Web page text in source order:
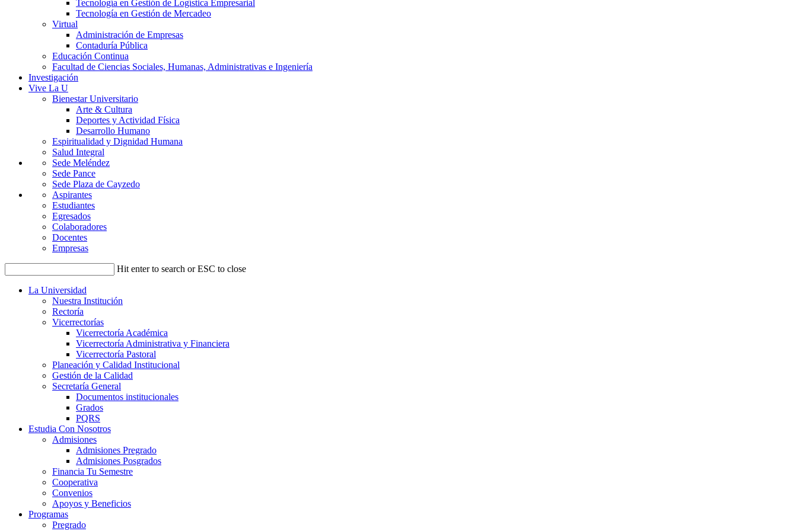
Tecnología en Gestión de Logística Empresarial
Tecnología en Gestión de Mercadeo
Virtual
Administración de Empresas
Contaduría Pública
Educación Continua
Facultad de Ciencias Sociales, Humanas, Administrativas e Ingeniería
Investigación
Vive La U
Bienestar Universitario
Arte & Cultura
Deportes y Actividad Física
Desarrollo Humano
Espiritualidad y Dignidad Humana
Salud Integral
Sede Meléndez
Sede Pance
Sede Plaza de Cayzedo
Aspirantes
Estudiantes
Egresados
Colaboradores
Docentes
Empresas
Hit enter to search or ESC to close
La Universidad
Nuestra Institución
Rectoría
Vicerrectorías
Vicerrectoría Académica
Vicerrectoría Administrativa y Financiera
Vicerrectoría Pastoral
Planeación y Calidad Institucional
Gestión de la Calidad
Secretaría General
Documentos institucionales
Grados
PQRS
Estudia Con Nosotros
Admisiones
Admisiones Pregrado
Admisiones Posgrados
Financia Tu Semestre
Cooperativa
Convenios
Apoyos y Beneficios
Programas
Pregrado